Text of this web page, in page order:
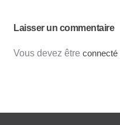
Laisser un commentaire
Vous devez être connecté